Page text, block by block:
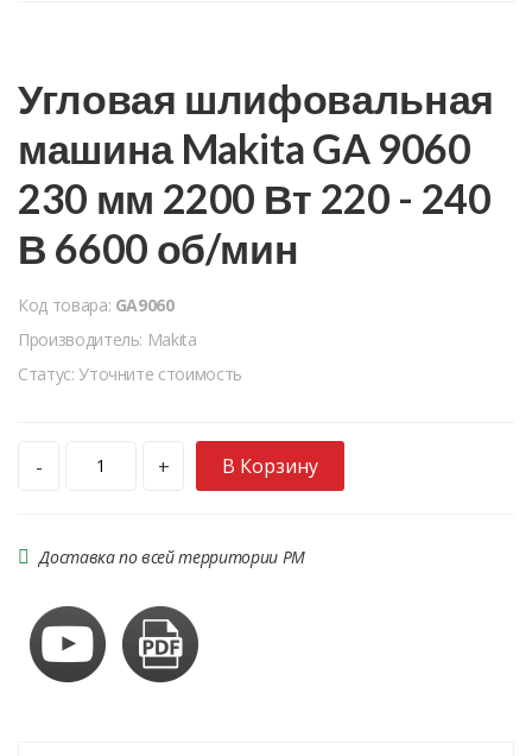
Угловая шлифовальная
машина Makita GA 9060
230 мм 2200 Вт 220 - 240
В 6600 об/мин
Код товара: GA9060
Производитель: Makita
Статус: Уточните стоимость
- + В Корзину
Доставка по всей территории РМ